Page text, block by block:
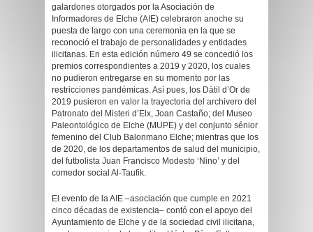
galardones otorgados por la Asociación de
Informadores de Elche (AIE) celebraron anoche su
puesta de largo con una ceremonia en la que se
reconoció el trabajo de personalidades y entidades
ilicitanas. En esta edición número 49 se concedió los
premios correspondientes a 2019 y 2020, los cuales
no pudieron entregarse en su momento por las
restricciones pandémicas. Así pues, los Dàtil d’Or de
2019 pusieron en valor la trayectoria del archivero del
Patronato del Misteri d’Elx, Joan Castaño; del Museo
Paleontológico de Elche (MUPE) y del conjunto sénior
femenino del Club Balonmano Elche; mientras que los
de 2020, de los departamentos de salud del municipio,
del futbolista Juan Francisco Modesto ‘Nino’ y del
comedor social Al-Taufik.
El evento de la AIE –asociación que cumple en 2021
cinco décadas de existencia– contó con el apoyo del
Ayuntamiento de Elche y de la sociedad civil ilicitana,